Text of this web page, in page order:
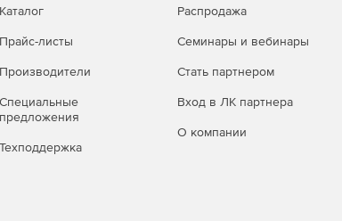
Каталог
Прайс-листы
Производители
Специальные
предложения
Техподдержка
Распродажа
Семинары и вебинары
Стать партнером
Вход в ЛК партнера
О компании